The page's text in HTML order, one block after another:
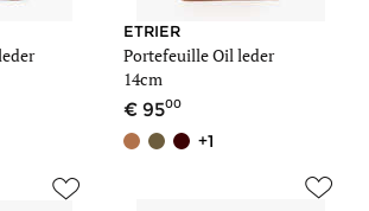
ETRIER
Portefeuille Oil leder
14cm
9500
+1